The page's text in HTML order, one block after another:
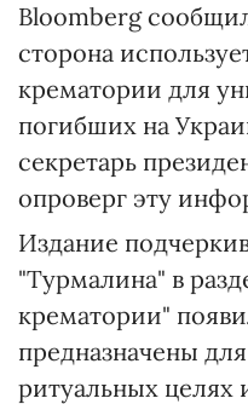
Bloomberg
сторона
крематории для
погибших на
секретарь
опроверг эту
Издание
"Турмалина" в
крематории"
предназначены
ритуальных целях